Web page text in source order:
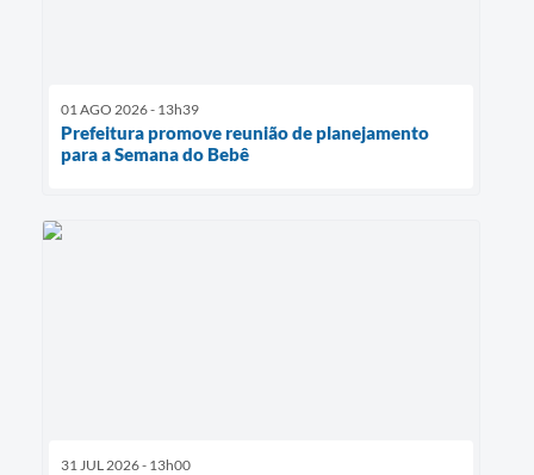
01 AGO 2026 - 13h39
Prefeitura promove reunião de planejamento
para a Semana do Bebê
31 JUL 2026 - 13h00